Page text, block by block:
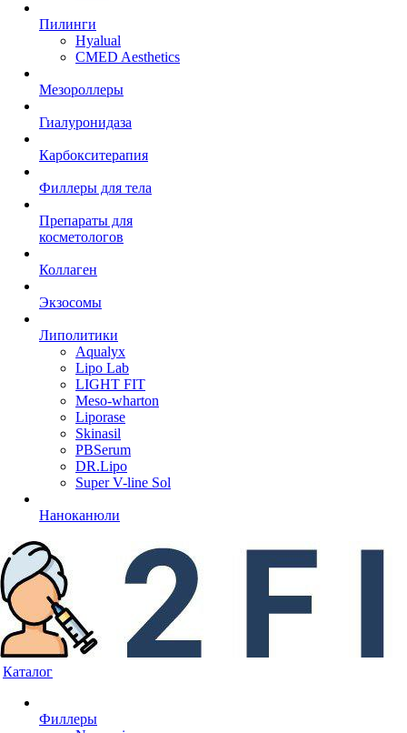
Пилинги
Hyalual
CMED Aesthetics
Мезороллеры
Гиалуронидаза
Карбокситерапия
Филлеры для тела
Препараты для
косметологов
Коллаген
Экзосомы
Липолитики
Aqualyx
Lipo Lab
LIGHT FIT
Meso-wharton
Liporase
Skinasil
PBSerum
DR.Lipo
Super V-line Sol
Наноканюли
Каталог
Филлеры